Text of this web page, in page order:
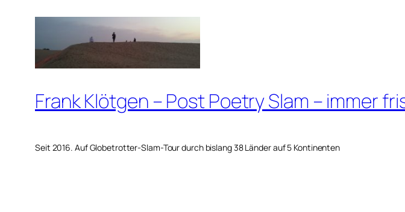
springen
Frank Klötgen – Post Poetry Slam – immer
Seit 2016. Auf Globetrotter-Slam-Tour durch bislang 38 Länder auf 5 Kontinenten